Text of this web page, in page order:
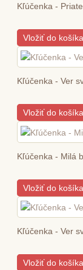
Kľúčenka -
Vložiť do košíka
Kľúčenka - Ver
Vložiť do košíka
Kľúčenka - Milá
Vložiť do košíka
Kľúčenka - Ver
Vložiť do košíka